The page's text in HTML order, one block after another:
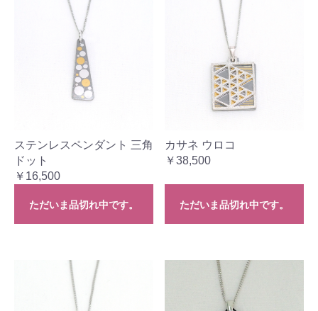
ステンレスペンダント 三角
ドット
￥16,500
ただいま品切れ中です。
カサネ ウロコ
￥38,500
ただいま品切れ中です。